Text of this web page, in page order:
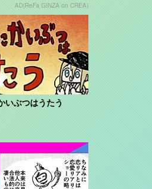
AD(ReFa GINZA on CREA)
いぶつはうたう